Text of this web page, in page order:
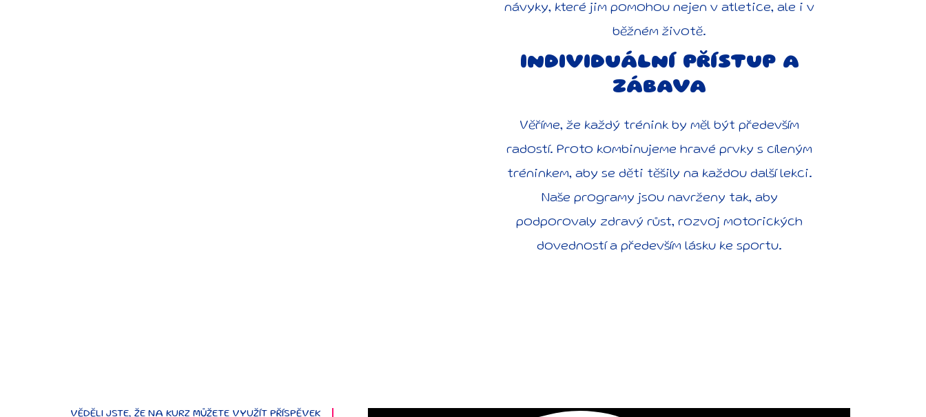
návyky, které jim pomohou nejen v atletice, ale i v
běžném životě.
INDIVIDUÁLNÍ PŘÍSTUP A
ZÁBAVA
Věříme, že každý trénink by měl být především
radostí. Proto kombinujeme hravé prvky s cíleným
tréninkem, aby se děti těšily na každou další lekci.
Naše programy jsou navrženy tak, aby
podporovaly zdravý růst, rozvoj motorických
dovedností a především lásku ke sportu.
VĚDĚLI JSTE, ŽE NA KURZ MŮŽETE VYUŽÍT PŘÍSPĚVEK